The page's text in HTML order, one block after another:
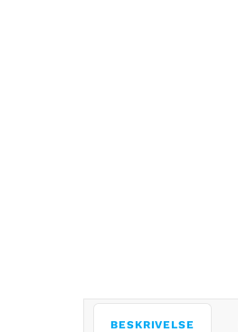
BESKRIVELSE